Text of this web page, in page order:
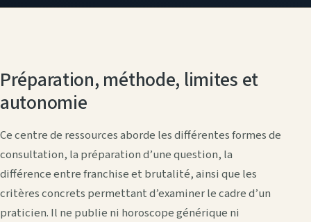
Préparation, méthode, limites et
autonomie
Ce centre de ressources aborde les différentes formes de
consultation, la préparation d’une question, la
différence entre franchise et brutalité, ainsi que les
critères concrets permettant d’examiner le cadre d’un
praticien. Il ne publie ni horoscope générique ni